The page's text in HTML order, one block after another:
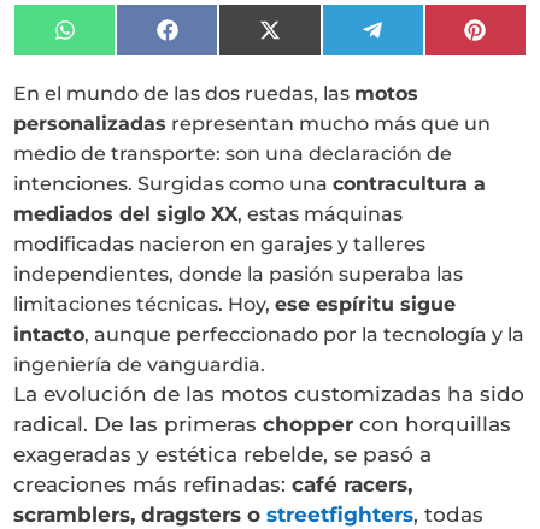
Compartir
en
Compartir
en
Compartir
en
(Twitter)
Compartir
en
en
En el mundo de las dos ruedas, las motos
personalizadas representan mucho más que un
medio de transporte: son una declaración de
intenciones. Surgidas como unacontracultura a
mediados del siglo XX, estas máquinas
modificadas nacieron en garajes y talleres
independientes, donde la pasión superaba las
limitaciones técnicas. Hoy,ese espíritu sigue
intacto, aunque perfeccionado por la tecnología y la
ingeniería de vanguardia.
La evolución de las motos customizadas ha sido
radical. De las primeraschopper con horquillas
exageradas y estética rebelde, se pasó a
creaciones más refinadas:café racers,
scramblers, dragsters ostreetfighters, todas